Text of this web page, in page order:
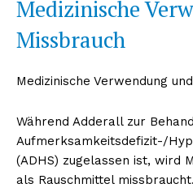
Medizinische
Missbrauch
Medizinische Verwendung
Während Adderall zur
Aufmerksamkeitsdefizit-/
(ADHS) zugelassen ist, wird
als Rauschmittel missbraucht.